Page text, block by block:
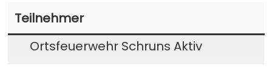
Teilnehmer
Ortsfeuerwehr Schruns Aktiv